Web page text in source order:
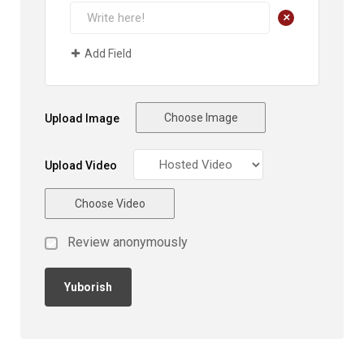
+
Add Field
Upload Image Choose Image
Upload Video
Choose Video
Review anonymously